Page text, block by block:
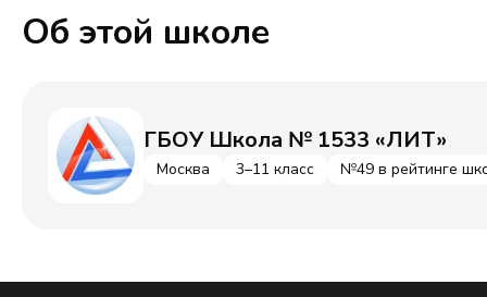
Об этой школе
ГБОУ Школа № 1533 «ЛИТ»
Москва 3–11 класс №49 в рейтинге